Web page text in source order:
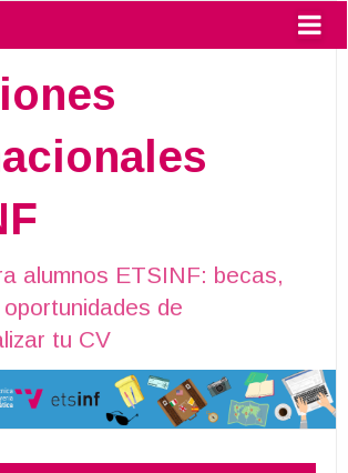
alumnos ETSINF: becas,
de
tu CV